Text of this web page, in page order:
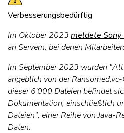
Verbesserungsbedürftig
Im Oktober 2023 meldete Sony
an Servern, bei denen
Im September 2023 wurden
angeblich von der
dieser 6'000 Dateien befindet
Dokumentation, einschließlich
Dateien", einer Reihe von Java-
Daten.